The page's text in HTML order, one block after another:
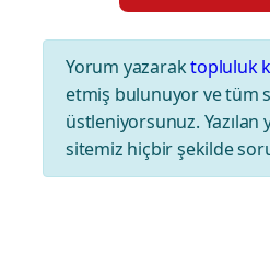
Yorum yazaraktopluluk
etmiş bulunuyor ve tüm
üstleniyorsunuz.
sitemiz hiçbir şekilde